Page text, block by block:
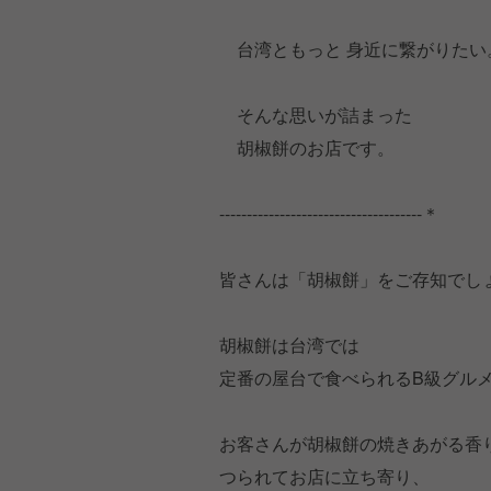
台湾ともっと 身近に繋がりたい。
そんな思いが詰まった
胡椒餅のお店です。
-------------------------------------＊
皆さんは「胡椒餅」をご存知でし
胡椒餅は台湾では
定番の屋台で食べられるB級グルメ
お客さんが胡椒餅の焼きあがる香
つられてお店に立ち寄り、